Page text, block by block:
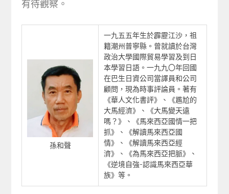
有待觀察。
孫和聲
一九五五年生於霹靂江沙，祖
籍潮州普寧縣。曾就讀於台灣
政治大學國際貿易學習及到日
本學習日語。一九九〇年回國
在巴生日資公司當譯員和公司
顧問，現為時事評論員。著有
《華人文化書評》、《尷尬的
大馬經濟》、《大馬變天遠
嗎？》、《馬來西亞國情一把
抓》、《解讀馬來西亞國
情》、《解讀馬來西亞經
濟》、《為馬來西亞把脈》、
《逆境自強-認識馬來西亞華
族》等。